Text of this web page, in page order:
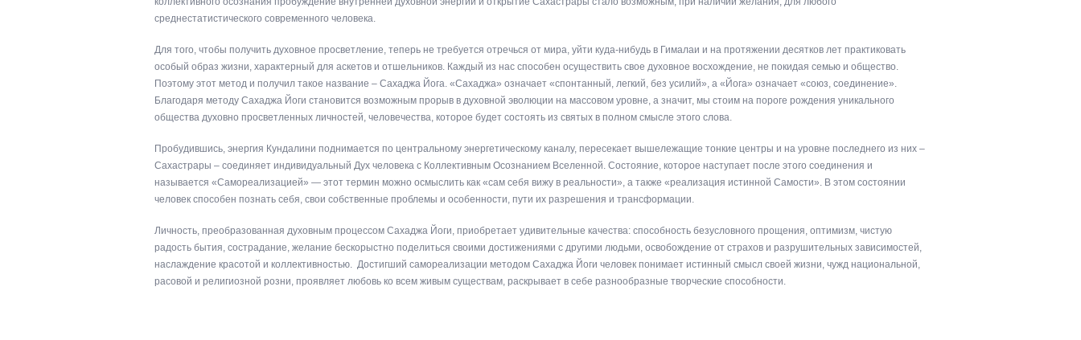
среднестатистического современного человека.
Для того, чтобы получить духовное просветление, теперь не требуется отречься от мира, уйти куда-нибудь в Гималаи и на протяжении десятков лет практиковать
особый образ жизни, характерный для аскетов и отшельников. Каждый из нас способен осуществить свое духовное восхождение, не покидая семью и общество.
Поэтому этот метод и получил такое название – Сахаджа Йога. «Сахаджа» означает «спонтанный, легкий, без усилий», а «Йога» означает «союз, соединение».
Благодаря методу Сахаджа Йоги становится возможным прорыв в духовной эволюции на массовом уровне, а значит, мы стоим на пороге рождения уникального
общества духовно просветленных личностей, человечества, которое будет состоять из святых в полном смысле этого слова.
Пробудившись, энергия Кундалини поднимается по центральному энергетическому каналу, пересекает вышележащие тонкие центры и на уровне последнего из них –
Сахастрары – соединяет индивидуальный Дух человека с Коллективным Осознанием Вселенной. Состояние, которое наступает после этого соединения и
называется «Самореализацией» — этот термин можно осмыслить как «сам себя вижу в реальности», а также «реализация истинной Самости». В этом состоянии
человек способен познать себя, свои собственные проблемы и особенности, пути их разрешения и трансформации.
Личность, преобразованная духовным процессом Сахаджа Йоги, приобретает удивительные качества: способность безусловного прощения, оптимизм, чистую
радость бытия, сострадание, желание бескорыстно поделиться своими достижениями с другими людьми, освобождение от страхов и разрушительных зависимостей,
наслаждение красотой и коллективностью. Достигший самореализации методом Сахаджа Йоги человек понимает истинный смысл своей жизни, чужд национальной,
расовой и религиозной розни, проявляет любовь ко всем живым существам, раскрывает в себе разнообразные творческие способности.